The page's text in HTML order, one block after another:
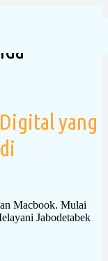
yang
Macbook. Mulai
Jabodetabek